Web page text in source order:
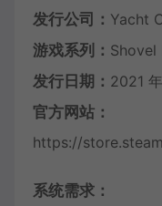
发行公司： Yacht
游戏系列： Shovel
发行日期： 2021
官方网站：
https://
系统需求：